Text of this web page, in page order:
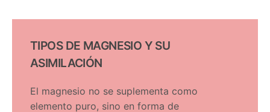
TIPOS DE MAGNESIO Y SU
ASIMILACIÓN
El magnesio no se suplementa como
elemento puro, sino en forma de